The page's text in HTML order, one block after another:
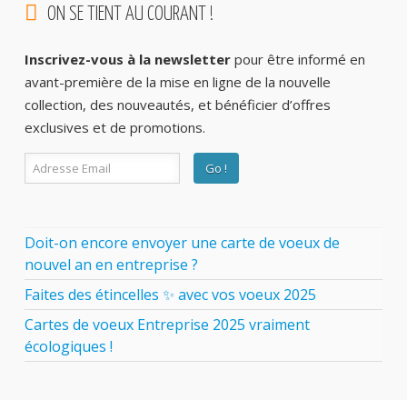
ON SE TIENT AU COURANT !
Inscrivez-vous à la newsletterpour être informé en
avant-première de la mise en ligne de la nouvelle
collection, des nouveautés, et bénéficier d’offres
exclusives et de promotions.
Doit-on encore envoyer une carte de voeux de
nouvel an en entreprise ?
Faites des étincelles ✨ avec vos voeux 2025
Cartes de voeux Entreprise 2025 vraiment
écologiques !